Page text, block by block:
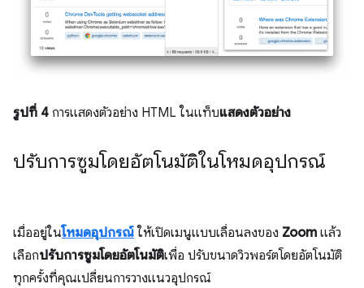
รูปที่ 4 การแสดงตัวอย่าง HTML ในแท็บแสดงตัวอย่าง
ปรับการซูมโดยอัตโนมัติในโหมดอุปกรณ์
เมื่ออยู่ในโหมดอุปกรณ์ ให้เปิดเมนูแบบเลื่อนลงของ Zoom แล้ว
เลือกปรับการซูมโดยอัตโนมัติเพื่อ ปรับขนาดวิวพอร์ตโดยอัตโนมัติ
ทุกครั้งที่คุณเปลี่ยนการวางแนวอุปกรณ์